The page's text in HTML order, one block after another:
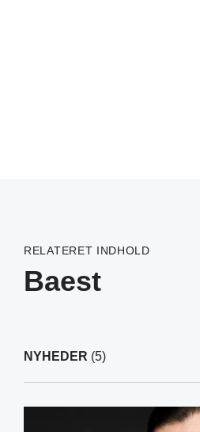
RELATERET INDHOLD
Baest
NYHEDER (5)